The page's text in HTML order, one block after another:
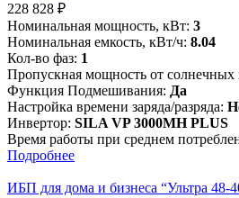
228 828 ₽
Номинальная мощность, кВт: 3
Номинальная емкость, кВт/ч: 8.04
Кол-во фаз: 1
Пропускная мощность от солнечных
Функция Подмешивания: Да
Настройка времени заряда/разряда:
Инвертор: SILA VP 3000MH PLUS
Время работы при среднем
Подробнее
ИБП для дома и бизнеса “Ультра 48-